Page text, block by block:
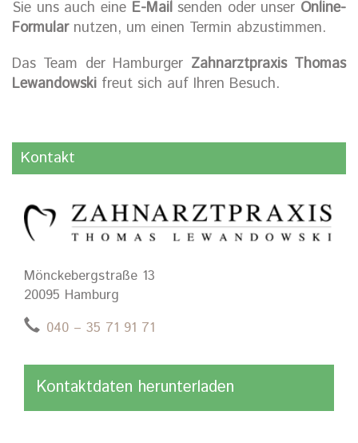
Sie uns auch eine E-Mailsenden oder unser Online-
Formularnutzen, um einen Termin abzustimmen.
Das Team der Hamburger Zahnarztpraxis Thomas
Lewandowski freut sich auf Ihren Besuch.
Kontakt
Mönckebergstraße 13
20095 Hamburg
040 – 35 71 91 71
Kontaktdaten herunterladen